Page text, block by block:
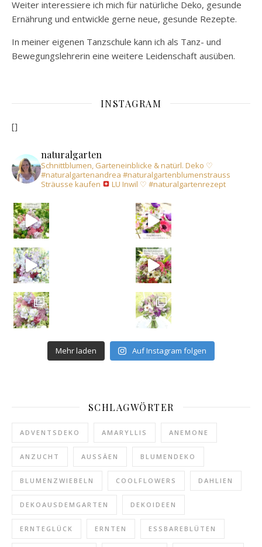
Weiter interessiere ich mich für natürliche Deko, gesunde
Ernährung und entwickle gerne neue, gesunde Rezepte.
In meiner eigenen Tanzschule kann ich als Tanz- und
Bewegungslehrerin eine weitere Leidenschaft ausüben.
INSTAGRAM
[]
naturalgarten
Schnittblumen, Garteneinblicke & natürl. Deko ♡
#naturalgartenandrea #naturalgartenblumenstrauss
Sträusse kaufen
LU Inwil ♡ #naturalgartenrezept
Mehr laden Auf Instagram folgen
SCHLAGWÖRTER
ADVENTSDEKO AMARYLLIS ANEMONE
ANZUCHT AUSSÄEN BLUMENDEKO
BLUMENZWIEBELN COOLFLOWERS DAHLIEN
DEKOAUSDEMGARTEN DEKOIDEEN
ERNTEGLÜCK ERNTEN ESSBAREBLÜTEN